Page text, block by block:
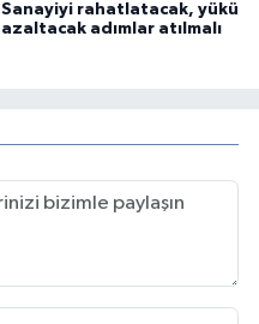
Sanayiyi rahatlatacak, yükü
azaltacak adımlar atılmalı